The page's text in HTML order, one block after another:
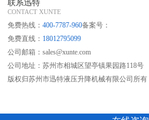
联系迅特
CONTACT XUNTE
免费热线：400-7787-960备案号：
免费直线： 18012795099
公司邮箱：sales@xunte.com
公司地址：苏州市相城区望亭镇果园路118号
版权归苏州市迅特液压升降机械有限公司所有